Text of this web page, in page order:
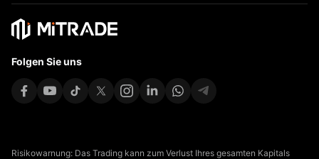
Folgen Sie uns
Risikowarnung: Das Trading kann zum Verlust Ihres gesamten Kapitals